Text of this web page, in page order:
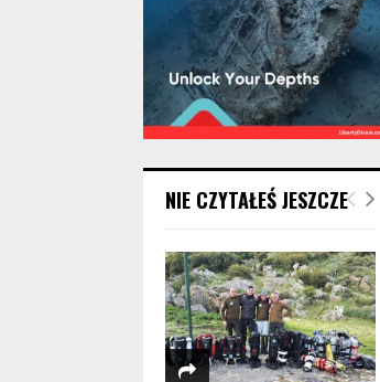
NIE CZYTAŁEŚ JESZCZE